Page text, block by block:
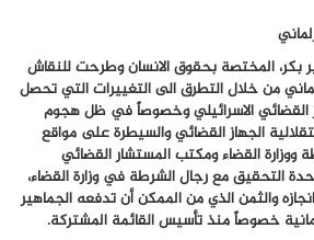
بكر، المختصة بحقوق الانسان وطرحت للنقاش
من خلال التطرق الى التغييرات التي تحصل
القضائي الاسرائيلي وخصوصاً في ظل هجوم
الجهاز القضائي والسيطرة على مواقع
ووزارة القضاء ومكتب المستشار القضائي
التحقيق مع رجال الشرطة في وزارة القضاء،
والثمن الذي من الممكن أن تدفعه الجماهير
خصوصاً منذ تأسيس القائمة المشتركة.